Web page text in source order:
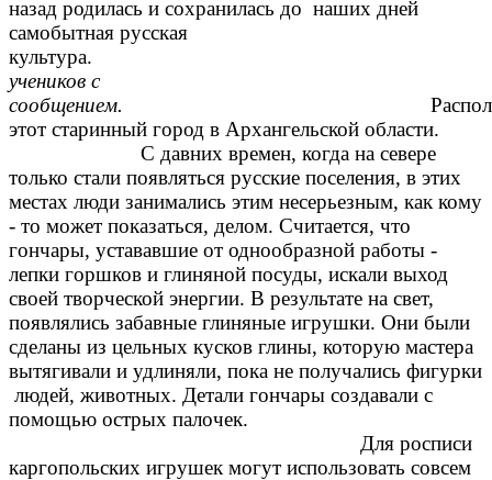
назад родилась и сохранилась до наших дней
самобытная русская
учеников с
сообщением.
этот старинный город в Архангельской области.
С давних времен, когда на севере
только стали появляться русские поселения, в этих
местах люди занимались этим несерьезным, как кому
- то может показаться, делом. Считается, что
гончары, устававшие от однообразной работы -
лепки горшков и глиняной посуды, искали выход
своей творческой энергии. В результате на свет,
появлялись забавные глиняные игрушки. Они были
сделаны из цельных кусков глины, которую мастера
вытягивали и удлиняли, пока не получались фигурки
людей, животных. Детали гончары создавали с
помощью острых палочек.
Для росписи
каргопольских игрушек могут использовать совсем